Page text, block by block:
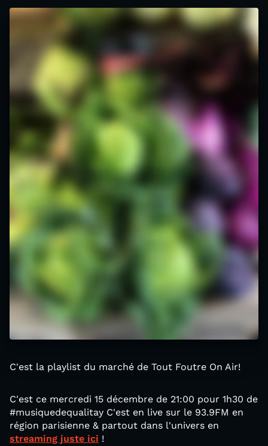
C'est la playlist du marché de Tout Foutre On Air!
C'est ce mercredi 15 décembre de 21:00 pour 1h30 de
#musiquedequalitay C'est en live sur le 93.9FM en
région parisienne & partout dans l'univers en
streaming juste ici !